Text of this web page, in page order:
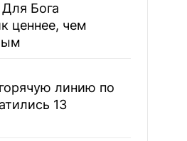
Бога
ценнее, чем
линию по
13